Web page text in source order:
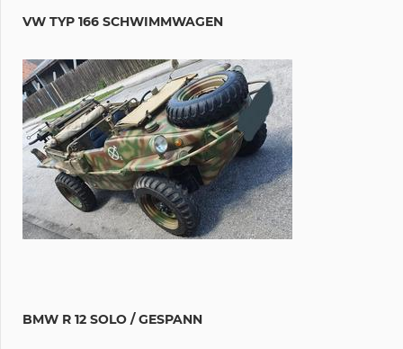
VW TYP 166 SCHWIMMWAGEN
BMW R 12 SOLO / GESPANN